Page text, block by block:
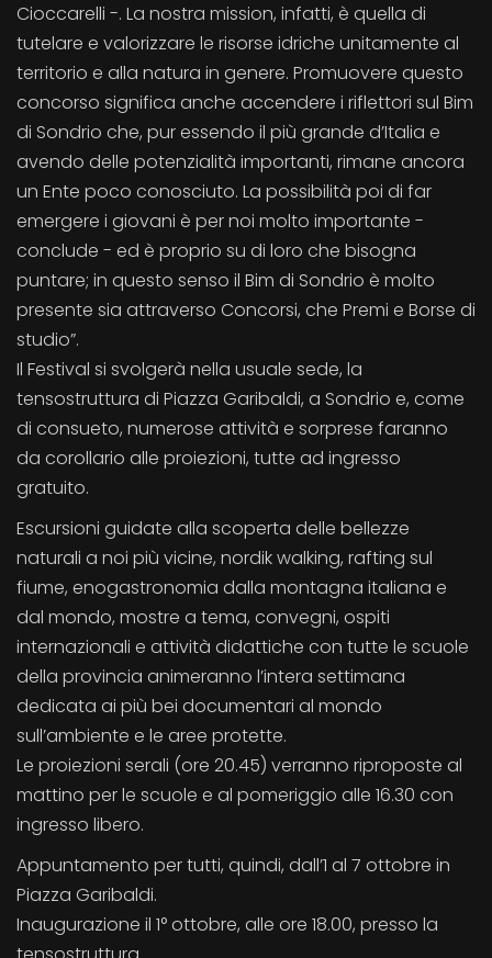
Cioccarelli -. La nostra mission, infatti, è quella di
tutelare e valorizzare le risorse idriche unitamente al
territorio e alla natura in genere. Promuovere questo
concorso significa anche accendere i riflettori sul Bim
di Sondrio che, pur essendo il più grande d’Italia e
avendo delle potenzialità importanti, rimane ancora
un Ente poco conosciuto. La possibilità poi di far
emergere i giovani è per noi molto importante -
conclude - ed è proprio su di loro che bisogna
puntare; in questo senso il Bim di Sondrio è molto
presente sia attraverso Concorsi, che Premi e Borse di
studio”.
Il Festival si svolgerà nella usuale sede, la
tensostruttura di Piazza Garibaldi, a Sondrio e, come
di consueto, numerose attività e sorprese faranno
da corollario alle proiezioni, tutte ad ingresso
gratuito.
Escursioni guidate alla scoperta delle bellezze
naturali a noi più vicine, nordik walking, rafting sul
fiume, enogastronomia dalla montagna italiana e
dal mondo, mostre a tema, convegni, ospiti
internazionali e attività didattiche con tutte le scuole
della provincia animeranno l’intera settimana
dedicata ai più bei documentari al mondo
sull’ambiente e le aree protette.
Le proiezioni serali (ore 20.45) verranno riproposte al
mattino per le scuole e al pomeriggio alle 16.30 con
ingresso libero.
Appuntamento per tutti, quindi, dall’1 al 7 ottobre in
Piazza Garibaldi.
Inaugurazione il 1° ottobre, alle ore 18.00, presso la